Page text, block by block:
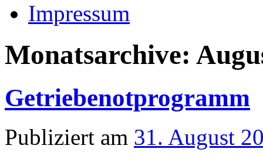
Impressum
Monatsarchive:
Getriebenotprogramm
Publiziert am 31. August